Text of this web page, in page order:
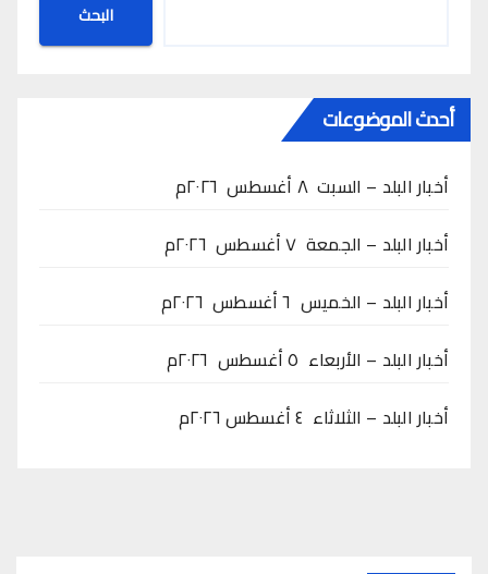
البحث
أحدث الموضوعات
أخبار البلد – السبت ٨ أغسطس ٢٠٢٦م
أخبار البلد – الجمعة ٧ أغسطس ٢٠٢٦م
أخبار البلد – الخميس ٦ أغسطس ٢٠٢٦م
أخبار البلد – الأربعاء ٥ أغسطس ٢٠٢٦م
أخبار البلد – الثلاثاء ٤ أغسطس ٢٠٢٦م